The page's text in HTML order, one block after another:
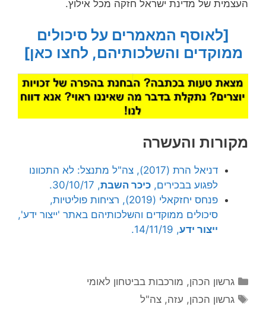
העצמית של מדינת ישראל חזקה מכל אילוץ.
[לאוסף המאמרים על סיכולים
ממוקדים והשלכותיהם, לחצו כאן]
מקורות והעשרה
דניאל הרת (2017), צה"ל מתנצל: לא התכוונו
לפגוע בבכירים, כיכר השבת, 30/10/17.
פנחס יחזקאלי (2019), רציחות פוליטיות,
סיכולים ממוקדים והשלכותיהם באתר 'ייצור ידע',
ייצור ידע, 14/11/19.
קטגוריות
גרשון הכהן, מורכבות בביטחון לאומי
תגיות
גרשון הכהן, עזה,צה"ל